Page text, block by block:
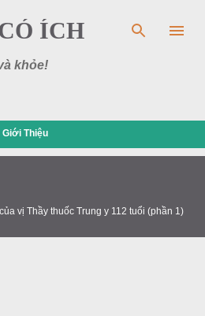
đến nội dung chính
ÍCH
khỏe!
Giới Thiệu
vị Thầy thuốc Trung y 112 tuổi (phần 1)